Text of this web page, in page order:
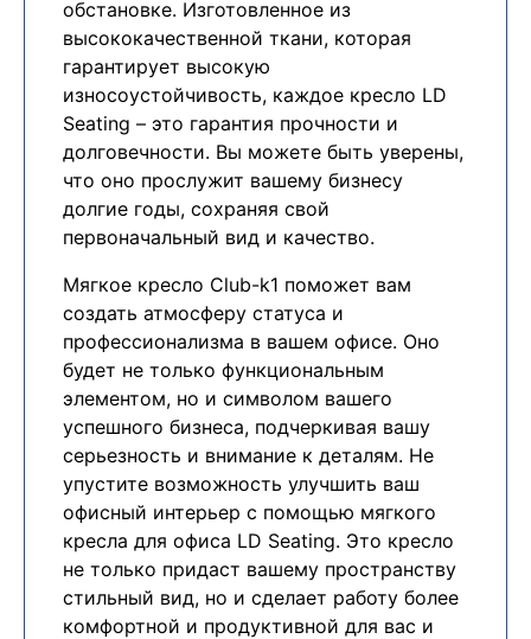
обстановке. Изготовленное из
высококачественной ткани, которая
гарантирует высокую
износоустойчивость, каждое кресло LD
Seating – это гарантия прочности и
долговечности. Вы можете быть уверены,
что оно прослужит вашему бизнесу
долгие годы, сохраняя свой
первоначальный вид и качество.
Мягкое кресло Club-k1 поможет вам
создать атмосферу статуса и
профессионализма в вашем офисе. Оно
будет не только функциональным
элементом, но и символом вашего
успешного бизнеса, подчеркивая вашу
серьезность и внимание к деталям. Не
упустите возможность улучшить ваш
офисный интерьер с помощью мягкого
кресла для офиса LD Seating. Это кресло
не только придаст вашему пространству
стильный вид, но и сделает работу более
комфортной и продуктивной для вас и